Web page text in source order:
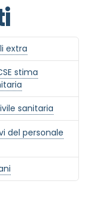
extra
stima
sanitaria
del personale